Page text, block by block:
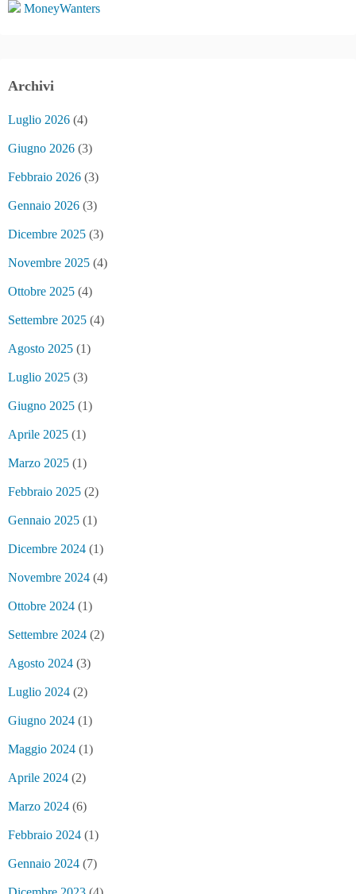
MoneyWanters
Archivi
Luglio 2026 (4)
Giugno 2026 (3)
Febbraio 2026 (3)
Gennaio 2026 (3)
Dicembre 2025 (3)
Novembre 2025 (4)
Ottobre 2025 (4)
Settembre 2025 (4)
Agosto 2025 (1)
Luglio 2025 (3)
Giugno 2025 (1)
Aprile 2025 (1)
Marzo 2025 (1)
Febbraio 2025 (2)
Gennaio 2025 (1)
Dicembre 2024 (1)
Novembre 2024 (4)
Ottobre 2024 (1)
Settembre 2024 (2)
Agosto 2024 (3)
Luglio 2024 (2)
Giugno 2024 (1)
Maggio 2024 (1)
Aprile 2024 (2)
Marzo 2024 (6)
Febbraio 2024 (1)
Gennaio 2024 (7)